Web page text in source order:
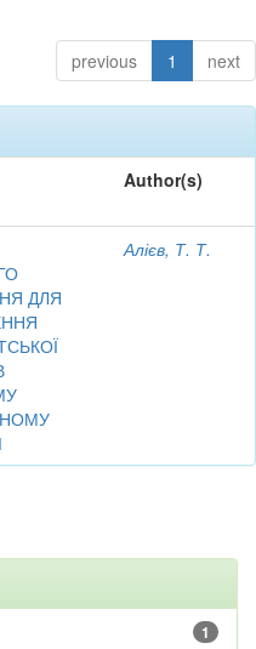
previous 1 next
Author(s)
ДЛЯ
Алієв, Т. Т.
1